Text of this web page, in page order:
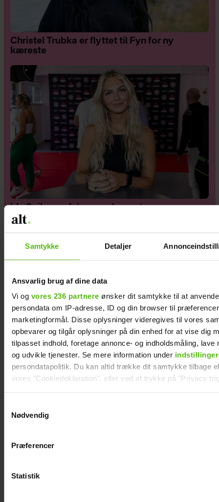
Samtykke Detaljer
Ansvarlig brug af dine data
Vi og vores 236 partnere ønsker dit samtykke til at
persondata om IP-adresse, ID og din browser til
marketingformål. Disse oplysninger videregives til vores
opbevarer og tilgår oplysninger på din enhed for at vise dig
tilpasset indhold, foretage annonce- og indholdsmåling, lave
og udvikle tjenester. Se mere information under indstillinger
persondatapolitik. Du kan altid trække dit samtykke tilbage
vores "Cookiedeklaration", eller ved at trykke på "Privacy
Vi anvender egne cookies og cookies fra tredjeparter til at
generere statistik og huske dine præferencer samt til brug
Nødvendig
Præferencer
Statistik
Christel Trubka er flyttet til Fyn for ny
kæreste
Ida Søjborg afslører ny kæreste
"Et ton cash"
vender tilbage
"Bachelor"-Lucia og
"Bachelorette"-Carl
er blevet kærester